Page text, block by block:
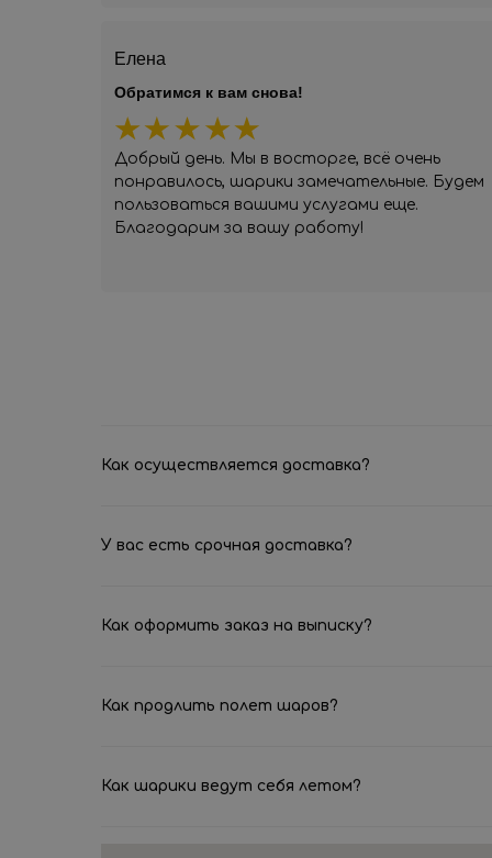
Елена
Добрый день. Мы в восторге, всё очень
понравилось, шарики замечательные. Будем
пользоваться вашими услугами еще.
Благодарим за вашу работу!
Обратимся к вам снова!
Как осуществляется доставка?
У вас есть срочная доставка?
Как оформить заказ на выписку?
Как продлить полет шаров?
Как шарики ведут себя летом?